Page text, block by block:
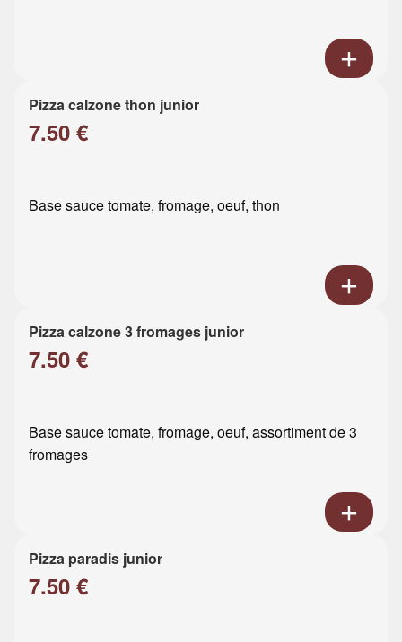
Pizza calzone thon junior
7.50 €
Base sauce tomate, fromage, oeuf, thon
Pizza calzone 3 fromages junior
7.50 €
Base sauce tomate, fromage, oeuf, assortiment de 3
fromages
Pizza paradis junior
7.50 €